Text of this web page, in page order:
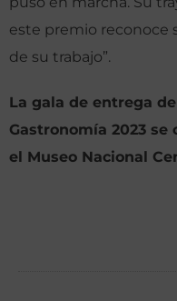
este premio reconoce
de su trabajo”.
La gala de entrega
Gastronomía 2023 se
el Museo Nacional